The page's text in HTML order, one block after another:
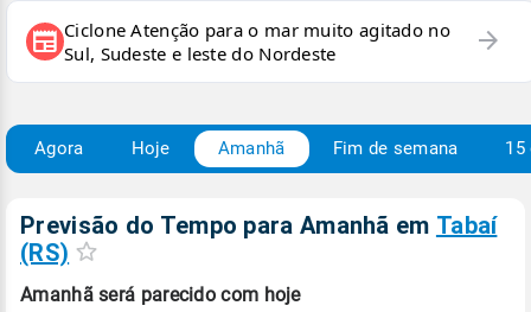
newspaper Ciclone Atenção para o mar muito agitado no
Sul, Sudeste e leste do Nordeste
arrow_forward
Agora Hoje Amanhã Fim de semana 15
Previsão do Tempo para Amanhã em Tabaí
(RS)
Amanhã será parecido com hoje